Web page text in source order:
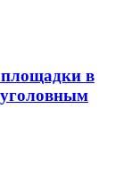
площадки в